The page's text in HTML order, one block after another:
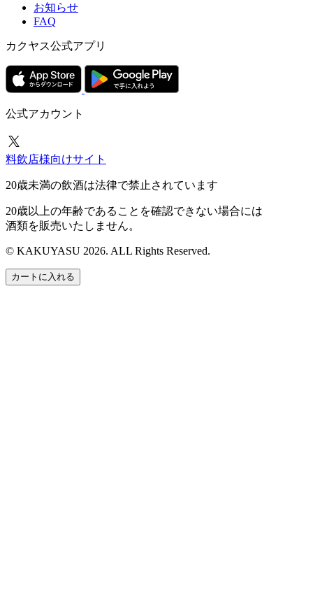
お知らせ
FAQ
カクヤス公式アプリ
公式アカウント
料飲店様向けサイト
20歳未満の飲酒は法律で禁止されています
20歳以上の年齢であることを確認できない場合には
酒類を販売いたしません。
© KAKUYASU 2026. ALL Rights Reserved.
カートに入れる